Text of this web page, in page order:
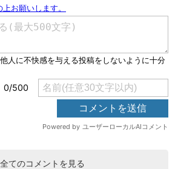
全てのコメントを見る